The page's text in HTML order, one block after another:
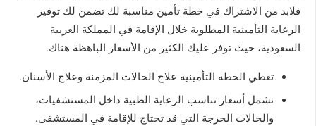
فلابد من الاشتراك في خطة تأمين مناسبة لك تضمن لك توفير
الرعاية التأمينية المطلوبة خلال الإقامة في المملكة العربية
السعودية، حيث توفر عليك الكثير من الأسعار الباهظة هناك.
تغطي الخطة التأمينية علاج الحالات المزمنة وعلاج الأسنان.
تشمل أسعار تناسب الرعاية الطبية داخل المستشفيات،
والحالات الحرجة التي قد تحتاج للإقامة في المستشفى.